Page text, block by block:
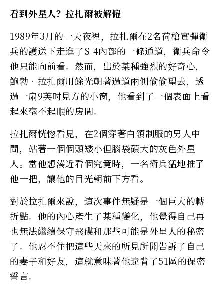
看到外星人？拉扎爾被解僱
1989年3月的一天夜裡，拉扎爾在2名荷槍實彈衛
兵的護送下走進了S-4內部的一條通道，衛兵命令
他只能向前看。然而，出於某種強烈的好奇心，
鮑勃•拉扎爾用餘光朝著過道兩側偷偷望去，透
過一扇9英吋見方的小窗，他看到了一個表面上看
起來毫不起眼的房間。
拉扎爾恍惚看見，在2個穿著白領制服的男人中
間，站著一個個頭矮小但腦袋碩大的灰色外星
人。當他想湊近看個究竟時，一名衛兵猛地推了
他一把，讓他的目光朝前下方看。
對於拉扎爾來說，這次事件無疑是一個巨大的轉
折點。他的內心產生了某種變化，他覺得自己再
也無法繼續保守飛碟和那些可能是外星人的秘密
了。他忍不住把這些天來的所見所聞告訴了自己
的妻子和好友，這就意味著他違背了51區的保密
誓言。